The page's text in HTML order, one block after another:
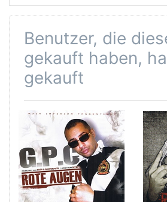
Benutzer, die
gekauft haben,
gekauft